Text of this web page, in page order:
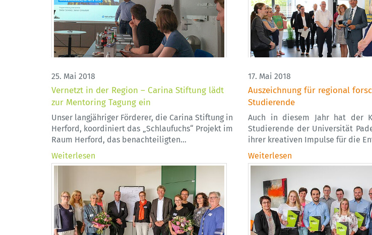
25. Mai 2018
Vernetzt in der Region – Carina Stiftung lädt
zur Mentoring Tagung ein
Unser langjähriger Förderer, die Carina Stiftung in
Herford, koordiniert das „Schlaufuchs“ Projekt im
Raum Herford, das benachteiligten…
Weiterlesen
17. Mai 2018
Auszeichnung für regional
Studierende
Auch in diesem Jahr hat der
Studierende der Universität
ihrer kreativen Impulse für die
Weiterlesen